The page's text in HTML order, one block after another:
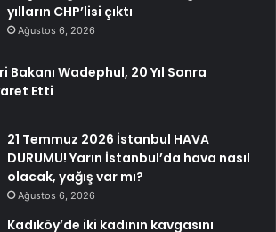
yılların CHP’lisi çıktı
Ağustos 6, 2026
Bakanı Wadephul, 20 Yıl Sonra
Etti
21 Temmuz 2026 İstanbul HAVA
DURUMU! Yarın İstanbul’da hava nasıl
olacak, yağış var mı?
Ağustos 6, 2026
Kadıköy’de iki kadının kavgasını